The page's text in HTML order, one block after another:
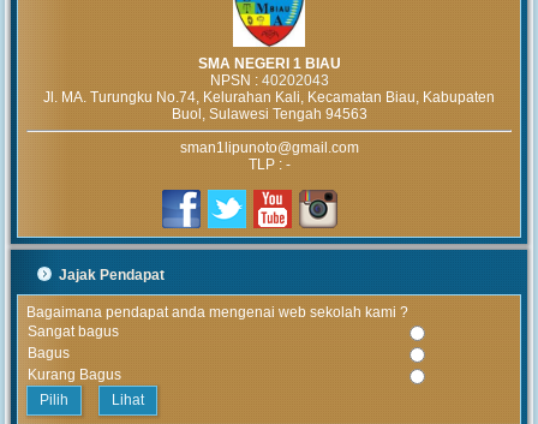
SMA NEGERI 1 BIAU
NPSN : 40202043
Jl. MA. Turungku No.74, Kelurahan Kali, Kecamatan Biau, Kabupaten
Buol, Sulawesi Tengah 94563
sman1lipunoto@gmail.com
TLP : -
Jajak Pendapat
Bagaimana pendapat anda mengenai web sekolah kami ?
Sangat bagus
Bagus
Kurang Bagus
Lihat